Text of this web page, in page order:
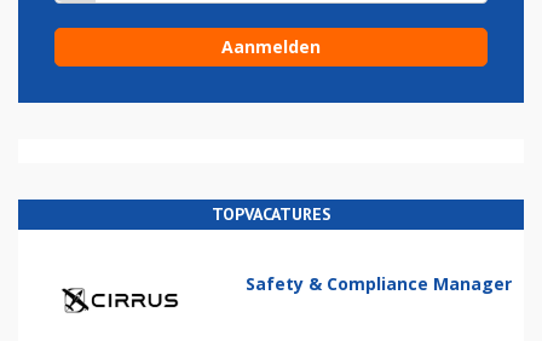
TOPVACATURES
Safety & Compliance Manager